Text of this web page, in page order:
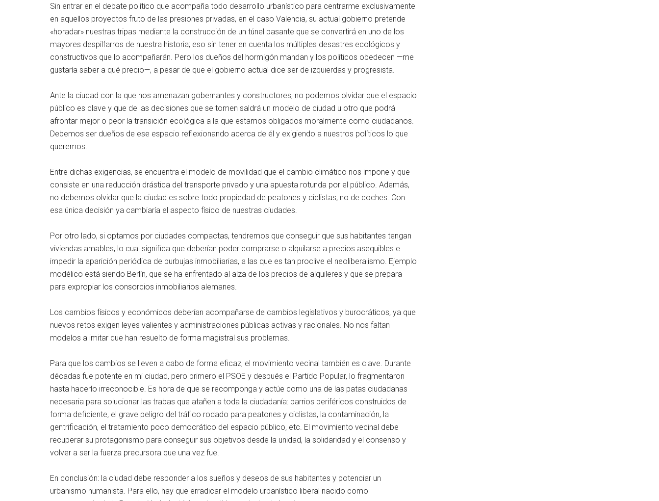
Sin entrar en el debate político que acompaña todo desarrollo urbanístico para centrarme exclusivamente
en aquellos proyectos fruto de las presiones privadas, en el caso Valencia, su actual gobierno pretende
«horadar» nuestras tripas mediante la construcción de un túnel pasante que se convertirá en uno de los
mayores despilfarros de nuestra historia; eso sin tener en cuenta los múltiples desastres ecológicos y
constructivos que lo acompañarán. Pero los dueños del hormigón mandan y los políticos obedecen —me
gustaría saber a qué precio—, a pesar de que el gobierno actual dice ser de izquierdas y progresista.
Ante la ciudad con la que nos amenazan gobernantes y constructores, no podemos olvidar que el espacio
público es clave y que de las decisiones que se tomen saldrá un modelo de ciudad u otro que podrá
afrontar mejor o peor la transición ecológica a la que estamos obligados moralmente como ciudadanos.
Debemos ser dueños de ese espacio reflexionando acerca de él y exigiendo a nuestros políticos lo que
queremos.
Entre dichas exigencias, se encuentra el modelo de movilidad que el cambio climático nos impone y que
consiste en una reducción drástica del transporte privado y una apuesta rotunda por el público. Además,
no debemos olvidar que la ciudad es sobre todo propiedad de peatones y ciclistas, no de coches. Con
esa única decisión ya cambiaría el aspecto físico de nuestras ciudades.
Por otro lado, si optamos por ciudades compactas, tendremos que conseguir que sus habitantes tengan
viviendas amables, lo cual significa que deberían poder comprarse o alquilarse a precios asequibles e
impedir la aparición periódica de burbujas inmobiliarias, a las que es tan proclive el neoliberalismo. Ejemplo
modélico está siendo Berlín, que se ha enfrentado al alza de los precios de alquileres y que se prepara
para expropiar los consorcios inmobiliarios alemanes.
Los cambios físicos y económicos deberían acompañarse de cambios legislativos y burocráticos, ya que
nuevos retos exigen leyes valientes y administraciones públicas activas y racionales. No nos faltan
modelos a imitar que han resuelto de forma magistral sus problemas.
Para que los cambios se lleven a cabo de forma eficaz, el movimiento vecinal también es clave. Durante
décadas fue potente en mi ciudad, pero primero el PSOE y después el Partido Popular, lo fragmentaron
hasta hacerlo irreconocible. Es hora de que se recomponga y actúe como una de las patas ciudadanas
necesaria para solucionar las trabas que atañen a toda la ciudadanía: barrios periféricos construidos de
forma deficiente, el grave peligro del tráfico rodado para peatones y ciclistas, la contaminación, la
gentrificación, el tratamiento poco democrático del espacio público, etc. El movimiento vecinal debe
recuperar su protagonismo para conseguir sus objetivos desde la unidad, la solidaridad y el consenso y
volver a ser la fuerza precursora que una vez fue.
En conclusión: la ciudad debe responder a los sueños y deseos de sus habitantes y potenciar un
urbanismo humanista. Para ello, hay que erradicar el modelo urbanístico liberal nacido como